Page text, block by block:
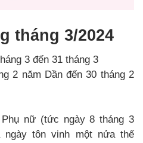
tháng 3/2024
3 đến 31 tháng 3
2 năm Dần đến 30 tháng 2
Phụ nữ (tức ngày 8 tháng 3
tôn vinh một nửa thế